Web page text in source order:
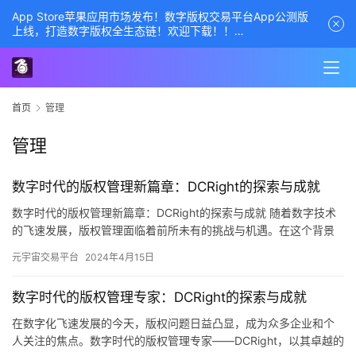
首页 管理
管理
数字时代的版权管理新篇章：DCRight的探索与成就
数字时代的版权管理新篇章：DCRight的探索与成就 随着数字技术
的飞速发展，版权管理面临着前所未有的挑战与机遇。在这个背景
元宇宙交易平台 2024年4月15日
数字时代的版权管理专家：DCRight的探索与成就
在数字化飞速发展的今天，版权问题日益凸显，成为众多企业和个
人关注的焦点。数字时代的版权管理专家——DCRight，以其卓越的
App Store苹果应用市场发布！数字版权交易平台App公测版
上线，打造数字版权全生态链！欢迎下载！！
商务经理联系方式——数字版权交易平台